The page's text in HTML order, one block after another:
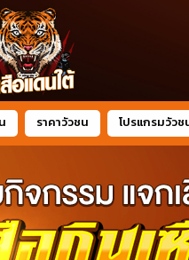
ราคาวัวชน โปรแกรมวัวช